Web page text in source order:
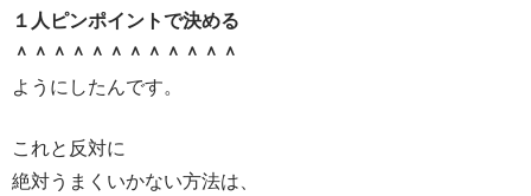
１人ピンポイントで決める
＾＾＾＾＾＾＾＾＾＾＾＾
ようにしたんです。
これと反対に
絶対うまくいかない方法は、